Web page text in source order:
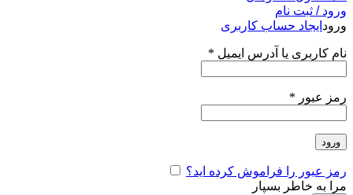
ورود / ثبت نام
ورود ایجاد حساب کاربری
نام کاربری یا آدرس ایمیل *
رمز عبور *
ورود
رمز عبور را فراموش کرده اید؟
مرا به خاطر بسپار